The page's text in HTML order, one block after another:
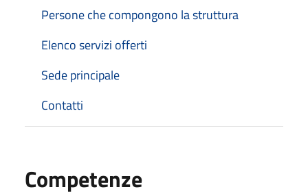
Persone che compongono la struttura
Elenco servizi offerti
Sede principale
Contatti
Competenze